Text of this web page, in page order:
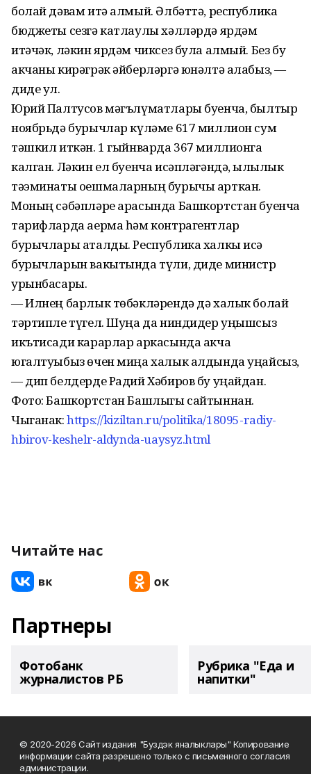
болай дәвам итә алмый. Әлбәттә, республика
бюджеты сезгә катлаулы хәлләрдә ярдәм
итәчәк, ләкин ярдәм чиксез була алмый. Без бу
акчаны кирәгрәк әйберләргә юнәлтә алабыз, —
диде ул.
Юрий Палтусов мәгълүматлары буенча, былтыр
ноябрьдә бурычлар күләме 617 миллион сум
тәшкил иткән. 1 гыйнварда 367 миллионга
калган. Ләкин ел буенча исәпләгәндә, җылылык
тәэминаты оешмаларның бурычы арткан.
Моның сәбәпләре арасында Башкортстан буенча
тарифларда аерма һәм контрагентлар
бурычлары аталды. Республика халкы исә
бурычларын вакытында түли, диде министр
урынбасары.
— Илнең барлык төбәкләрендә дә халык болай
тәртипле түгел. Шуңа да ниндидер уңышсыз
икътисади карарлар аркасында акча
югалтуыбыз өчен миңа халык алдында уңайсыз,
— дип белдерде Радий Хәбиров бу уңайдан.
Фото: Башкортстан Башлыгы сайтыннан.
Чыганак:https://kiziltan.ru/politika/18095-radiy-
hbirov-keshelr-aldynda-uaysyz.html
Читайте нас
Партнеры
Фотобанк
журналистов РБ
Рубрика "Еда и
напитки"
© 2020-2026 Сайт издания "Буздэк яналыклары" Копирование
информации сайта разрешено только с письменного согласия
администрации.